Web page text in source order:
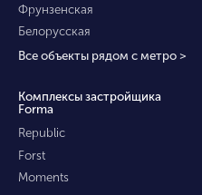
Фрунзенская
Белорусская
Все объекты рядом с метро >
Комплексы застройщика
Forma
Republic
Forst
Moments